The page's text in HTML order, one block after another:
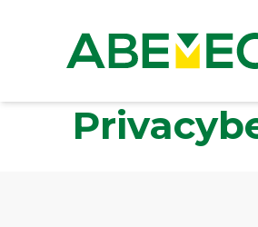
Privacy